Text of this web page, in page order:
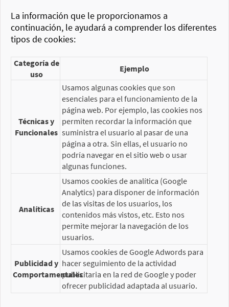
La información que le proporcionamos a
continuación, le ayudará a comprender los diferentes
tipos de cookies:
Categoría de
uso
Ejemplo
Técnicas y
Funcionales
Usamos algunas cookies que son
esenciales para el funcionamiento de la
página web. Por ejemplo, las cookies nos
permiten recordar la información que
suministra el usuario al pasar de una
página a otra. Sin ellas, el usuario no
podría navegar en el sitio web o usar
algunas funciones.
Analíticas
Usamos cookies de analítica (Google
Analytics) para disponer de información
de las visitas de los usuarios, los
contenidos más vistos, etc. Esto nos
permite mejorar la navegación de los
usuarios.
Publicidad y
Comportamentales
Usamos cookies de Google Adwords para
hacer seguimiento de la actividad
publicitaria en la red de Google y poder
ofrecer publicidad adaptada al usuario.